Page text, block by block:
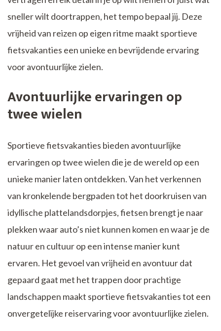
sneller wilt doortrappen, het tempo bepaal jij. Deze
vrijheid van reizen op eigen ritme maakt sportieve
fietsvakanties een unieke en bevrijdende ervaring
voor avontuurlijke zielen.
Avontuurlijke ervaringen op
twee wielen
Sportieve fietsvakanties bieden avontuurlijke
ervaringen op twee wielen die je de wereld op een
unieke manier laten ontdekken. Van het verkennen
van kronkelende bergpaden tot het doorkruisen van
idyllische plattelandsdorpjes, fietsen brengt je naar
plekken waar auto’s niet kunnen komen en waar je de
natuur en cultuur op een intense manier kunt
ervaren. Het gevoel van vrijheid en avontuur dat
gepaard gaat met het trappen door prachtige
landschappen maakt sportieve fietsvakanties tot een
onvergetelijke reiservaring voor avontuurlijke zielen.